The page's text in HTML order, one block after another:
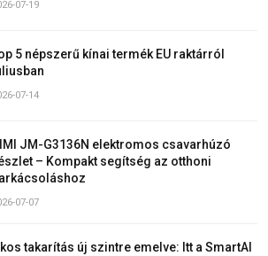
07-19
5 népszerű kínai termék EU raktárról
07-14
JM-G3136N elektromos csavarhúzó
– Kompakt segítség az otthoni
07-07
takarítás új szintre emelve: Itt a SmartAI